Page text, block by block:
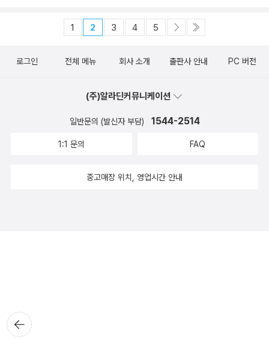
1 2 3 4 5
뒤로가
기
로그인 전체 메뉴 회사 소개 출판사 안내 PC 버전
(주)알라딘커뮤니케이션
일반문의 (발신자 부담) 1544-2514
1:1 문의 FAQ
중고매장 위치, 영업시간 안내